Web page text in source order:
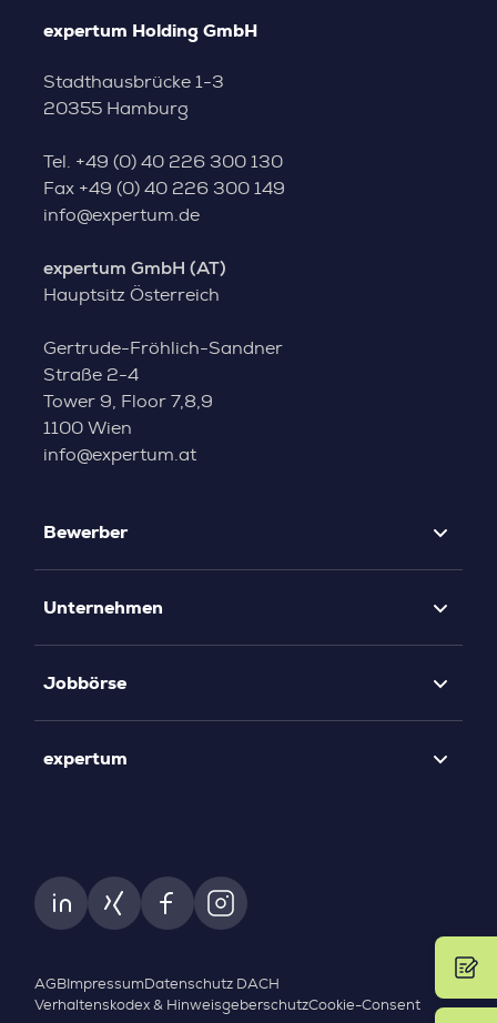
expertum Holding GmbH
Stadthausbrücke 1-3
20355 Hamburg
Tel. +49 (0) 40 226 300 130
Fax +49 (0) 40 226 300 149
info@expertum.de
expertum GmbH (AT)
Hauptsitz Österreich
Gertrude-Fröhlich-Sandner
Straße 2-4
Tower 9, Floor 7,8,9
1100 Wien
info@expertum.at
Bewerber
Unternehmen
Jobbörse
expertum
AGB Impressum Datenschutz DACH
Verhaltenskodex & HinweisgeberschutzCookie-Consent